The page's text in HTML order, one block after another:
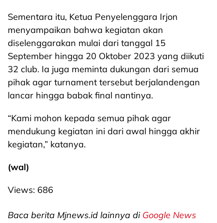
Sementara itu, Ketua Penyelenggara Irjon
menyampaikan bahwa kegiatan akan
diselenggarakan mulai dari tanggal 15
September hingga 20 Oktober 2023 yang diikuti
32 club. Ia juga meminta dukungan dari semua
pihak agar turnament tersebut berjalandengan
lancar hingga babak final nantinya.
“Kami mohon kepada semua pihak agar
mendukung kegiatan ini dari awal hingga akhir
kegiatan,” katanya.
(wal)
Views: 686
Baca berita Mjnews.id lainnya di Google News